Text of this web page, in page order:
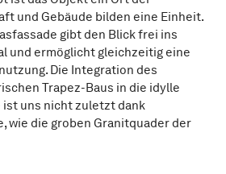
und Gebäude bilden eine Einheit.
gibt den Blick frei ins
und ermöglicht gleichzeitig eine
Die Integration des
Trapez-Baus in die idylle
ist uns nicht zuletzt dank
wie die groben Granitquader der